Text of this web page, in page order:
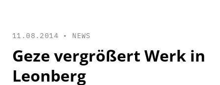
11.08.2014 • NEWS
Geze vergrößert Werk in
Leonberg